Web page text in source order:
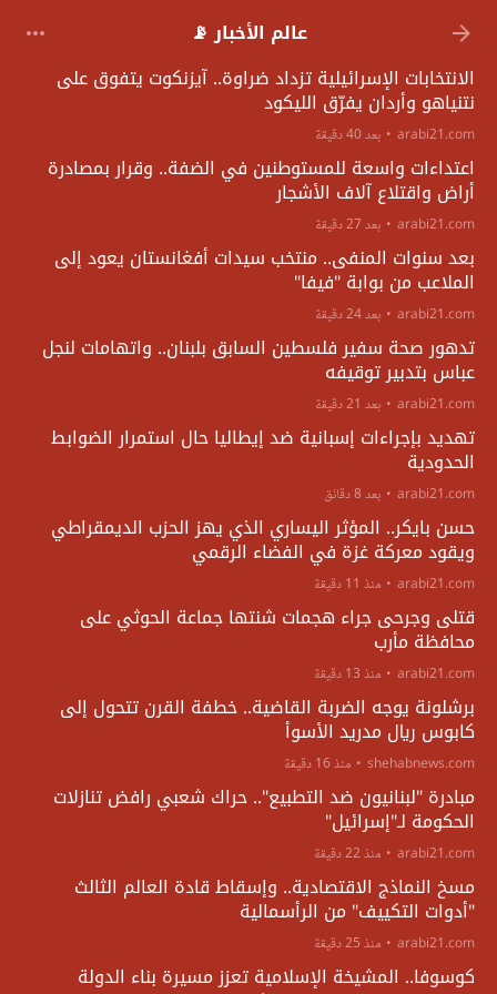
عالم الأخبار 📡
الانتخابات الإسرائيلية تزداد ضراوة.. آيزنكوت يتفوق على
نتنياهو وأردان يفرّق الليكود
arabi21.com بعد 40 دقيقة
اعتداءات واسعة للمستوطنين في الضفة.. وقرار بمصادرة
أراض واقتلاع آلاف الأشجار
arabi21.com بعد 27 دقيقة
بعد سنوات المنفى.. منتخب سيدات أفغانستان يعود إلى
الملاعب من بوابة "فيفا"
arabi21.com بعد 24 دقيقة
تدهور صحة سفير فلسطين السابق بلبنان.. واتهامات لنجل
عباس بتدبير توقيفه
arabi21.com بعد 21 دقيقة
تهديد بإجراءات إسبانية ضد إيطاليا حال استمرار الضوابط
الحدودية
arabi21.com بعد 8 دقائق
حسن بايكر.. المؤثر اليساري الذي يهز الحزب الديمقراطي
ويقود معركة غزة في الفضاء الرقمي
arabi21.com منذ 11 دقيقة
قتلى وجرحى جراء هجمات شنتها جماعة الحوثي على
محافظة مأرب
arabi21.com منذ 13 دقيقة
برشلونة يوجه الضربة القاضية.. خطفة القرن تتحول إلى
كابوس ريال مدريد الأسوأ
shehabnews.com منذ 16 دقيقة
مبادرة "لبنانيون ضد التطبيع".. حراك شعبي رافض تنازلات
الحكومة لـ"إسرائيل"
arabi21.com منذ 22 دقيقة
مسخ النماذج الاقتصادية.. وإسقاط قادة العالم الثالث
"أدوات التكييف" من الرأسمالية
arabi21.com منذ 25 دقيقة
كوسوفا.. المشيخة الإسلامية تعزز مسيرة بناء الدولة